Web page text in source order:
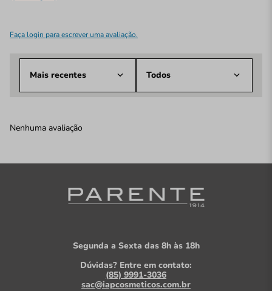
Faça login para escrever uma avaliação.
Mais recentes Todos
Nenhuma avaliação
Segunda a Sexta das 8h às 18h
Dúvidas? Entre em contato:
(85) 9991-3036
sac@iapcosmeticos.com.br